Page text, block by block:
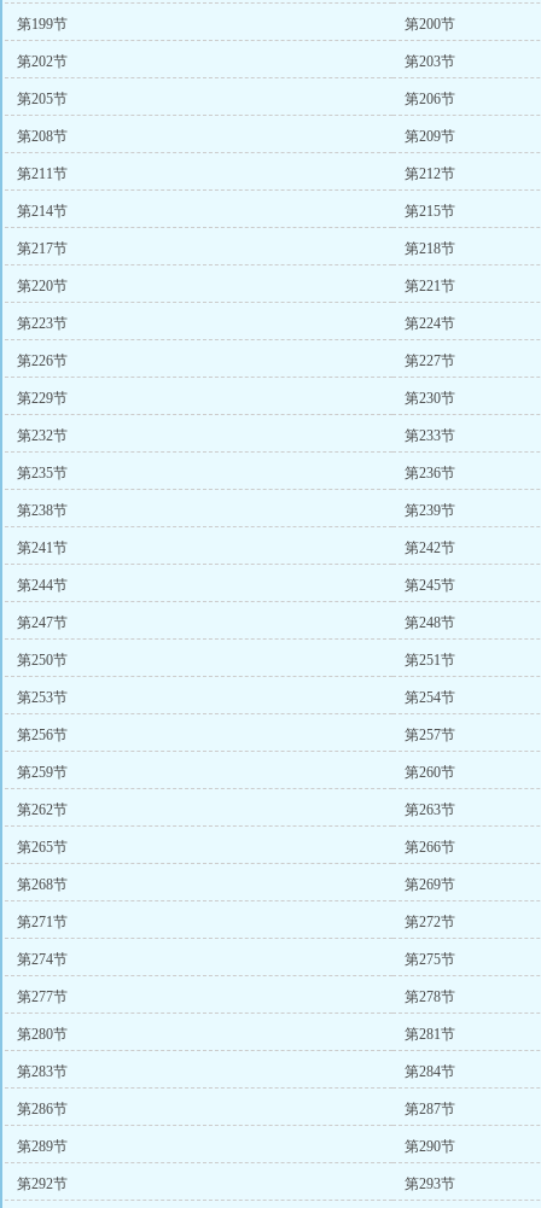
第199节 第200节
第202节 第203节
第205节 第206节
第208节 第209节
第211节 第212节
第214节 第215节
第217节 第218节
第220节 第221节
第223节 第224节
第226节 第227节
第229节 第230节
第232节 第233节
第235节 第236节
第238节 第239节
第241节 第242节
第244节 第245节
第247节 第248节
第250节 第251节
第253节 第254节
第256节 第257节
第259节 第260节
第262节 第263节
第265节 第266节
第268节 第269节
第271节 第272节
第274节 第275节
第277节 第278节
第280节 第281节
第283节 第284节
第286节 第287节
第289节 第290节
第292节 第293节